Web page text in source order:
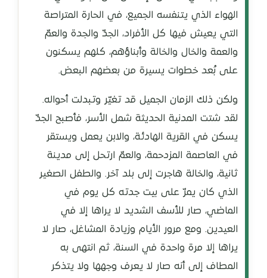
الهواء الذي يتنفسه الجميع، في الحارة المتراصة
التي يعيش فيها كل الأفراد، الجدّ والجدة والعمّ
والعمة والخال والخالة وأبناؤهم، كلهم يسكنون
على بُعد خطوات يسيرة من بعضهم البعض.
ولكن ذلك الزمان الجميل قد تغيّر وتبدلت أحواله.
لقد شتت المدنية الحديثة شمل الأسر، فأصبح الجدّ
يسكن في القرية الهادئة، والابن يعمل ويستقر
في العاصمة المزدحمة، والعمّ ارتحل إلى مدينة
ثانية، والخالة هاجرت إلى بلد آخر. والطفل الصغير
الذي كان يمرّ على بيت جدته كل يوم في
الماضي، صار للأسف الشديد لا يراها إلا في
العيدين. ومع مرور الأيام وزيادة المشاغل، صار لا
يراها إلا مرة واحدة في السنة، ثم انتهى به
المطاف إلى أنه صار لا يعرف وجهها ولا يتذكر